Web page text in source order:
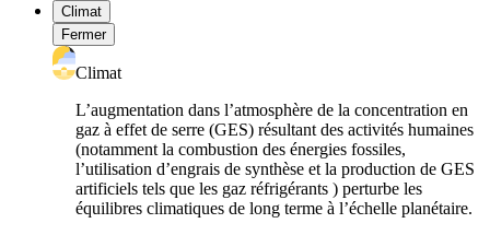
Climat
Fermer
Climat
L’augmentation dans l’atmosphère de la concentration en
gaz à effet de serre (GES) résultant des activités humaines
(notamment la combustion des énergies fossiles,
l’utilisation d’engrais de synthèse et la production de GES
artificiels tels que les gaz réfrigérants ) perturbe les
équilibres climatiques de long terme à l’échelle planétaire.